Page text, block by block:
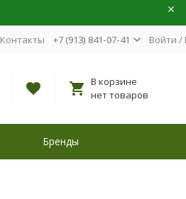
Контакты +7 (913) 841-07-41 Войти /
В корзине
нет товаров
Бренды